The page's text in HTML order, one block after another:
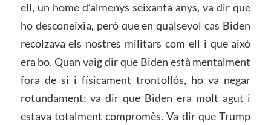
ell, un home d’almenys seixanta anys, va dir que
ho desconeixia, però que en qualsevol cas Biden
recolzava els nostres militars com ell i que això
era bo. Quan vaig dir que Biden està mentalment
fora de si i físicament trontollós, ho va negar
rotundament; va dir que Biden era molt agut i
estava totalment compromès. Va dir que Trump